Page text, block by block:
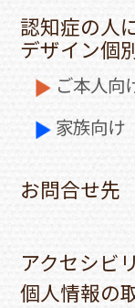
認知症の人
デザイン個
ご本人向
家族向け
お問合せ先
アクセシビ
個人情報の